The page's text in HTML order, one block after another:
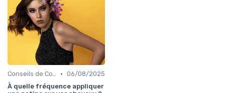
Conseils de Coiffage • 06/08/2025
À quelle fréquence appliquer